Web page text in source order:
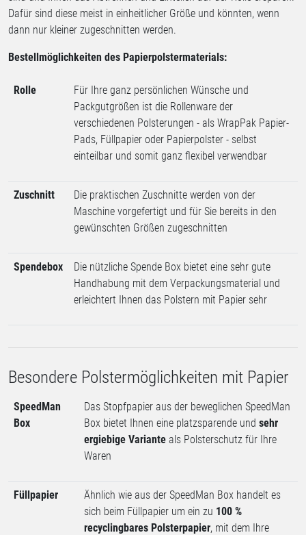
Dafür sind diese meist in einheitlicher Größe und könnten, wenn
dann nur kleiner zugeschnitten werden.
Bestellmöglichkeiten des Papierpolstermaterials:
Rolle
Für Ihre ganz persönlichen Wünsche und
Packgutgrößen ist die Rollenware der
verschiedenen Polsterungen - als WrapPak Papier-
Pads, Füllpapier oder Papierpolster - selbst
einteilbar und somit ganz flexibel verwendbar
Zuschnitt
Die praktischen Zuschnitte werden von der
Maschine vorgefertigt und für Sie bereits in den
gewünschten Größen zugeschnitten
Spendebox
Die nützliche Spende Box bietet eine sehr gute
Handhabung mit dem Verpackungsmaterial und
erleichtert Ihnen das Polstern mit Papier sehr
Besondere Polstermöglichkeiten mit Papier
SpeedMan
Box
Das Stopfpapier aus der beweglichen SpeedMan
Box bietet Ihnen eine platzsparende und sehr
ergiebige Variante als Polsterschutz für Ihre
Waren
Füllpapier
Ähnlich wie aus der SpeedMan Box handelt es
sich beim Füllpapier um ein zu 100 %
recyclingbares Polsterpapier, mit dem Ihre